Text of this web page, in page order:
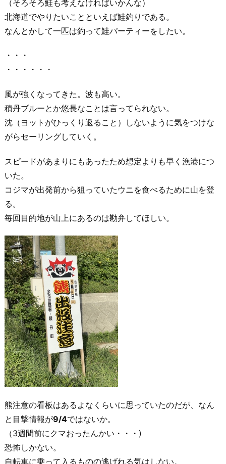
（そろそろ鮭も考えなければいかんな）
北海道でやりたいことといえば鮭釣りである。
なんとかして一匹は釣って鮭パーティーをしたい。
・・・
・・・・・・
風が強くなってきた。波も高い。
積丹ブルーとか悠長なことは言ってられない。
沈（ヨットがひっくり返ること）しないように気をつけな
がらセーリングしていく。
スピードがあまりにもあったため想定よりも早く漁港につ
いた。
コジマが出発前から狙っていたウニを食べるために山を登
る。
毎回目的地が山上にあるのは勘弁してほしい。
熊注意の看板はあるよなくらいに思っていたのだが、なん
と目撃情報が9/4ではないか。
（3週間前にクマおったんかい・・・)
恐怖しかない。
自転車に乗って入るものの逃げれる気はしない。